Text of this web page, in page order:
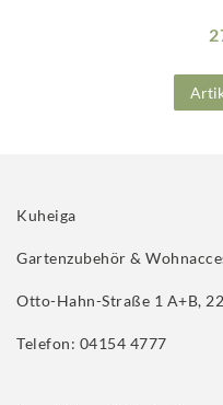
Kuheiga
Gartenzubehör &
Otto-Hahn-Straße 1 A+B,
Telefon: 04154 4777